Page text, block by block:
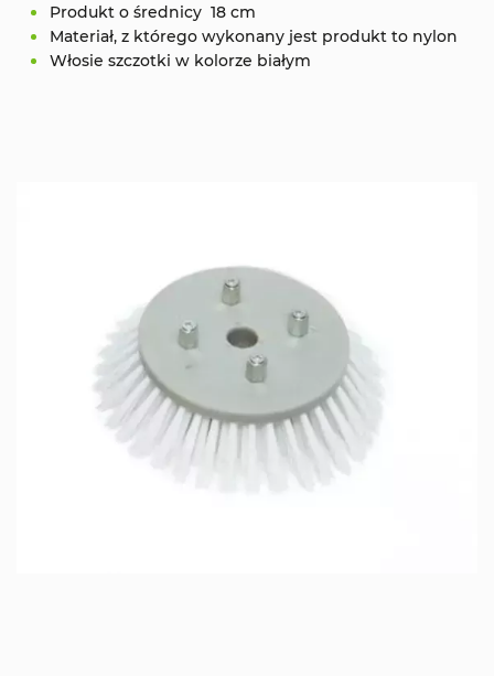
Produkt o średnicy 18 cm
Materiał, z którego wykonany jest produkt to nylon
Włosie szczotki w kolorze białym